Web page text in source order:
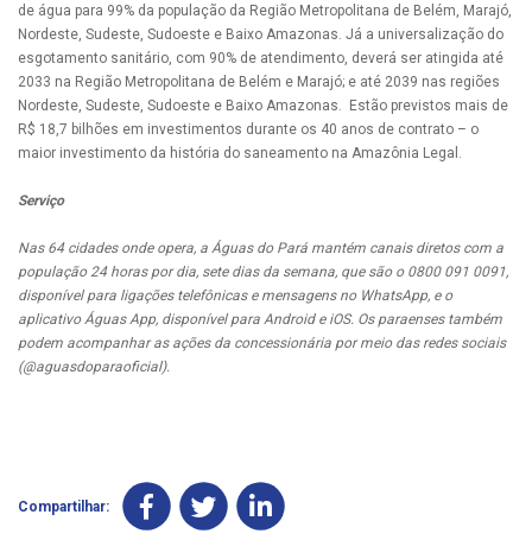
de água para 99% da população da Região Metropolitana de Belém, Marajó,
Nordeste, Sudeste, Sudoeste e Baixo Amazonas. Já a universalização do
esgotamento sanitário, com 90% de atendimento, deverá ser atingida até
2033 na Região Metropolitana de Belém e Marajó; e até 2039 nas regiões
Nordeste, Sudeste, Sudoeste e Baixo Amazonas. Estão previstos mais de
R$ 18,7 bilhões em investimentos durante os 40 anos de contrato – o
maior investimento da história do saneamento na Amazônia Legal.
Serviço
Nas 64 cidades onde opera, a Águas do Pará mantém canais diretos com a
população 24 horas por dia, sete dias da semana, que são o 0800 091 0091,
disponível para ligações telefônicas e mensagens no WhatsApp, e o
aplicativo Águas App, disponível para Android e iOS. Os paraenses também
podem acompanhar as ações da concessionária por meiodas redes sociais
(@aguasdoparaoficial).
Compartilhar: